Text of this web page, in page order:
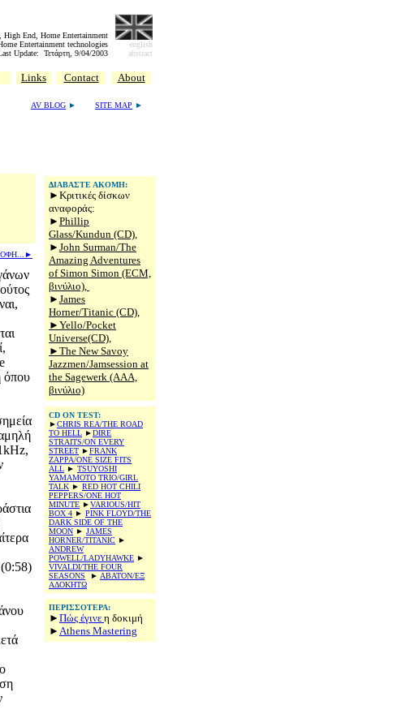
High End, Home Entertainment
Entertainment technologies
Update: Τετάρτη, 9/04/2003
english
abstract
Links Contact About
AV BLOG ► SITE MAP ►
όπου
(0:58)
ΔΙΑΒΑΣΤΕ ΑΚΟΜΗ:
►Κριτικές δίσκων
αναφοράς:
► Phillip
Glass/Kundun (CD),
► John Surman/The
Amazing Adventures
of Simon Simon (ECM,
βινύλιο),
► James
Horner/Titanic (CD),
► Yello/Pocket
Universe(CD),
► The New Savoy
Jazzmen/Jamsession at
the Sagewerk (AAA,
βινύλιο)
CD ON TEST:
►CHRIS REA/THE ROAD
TO HELL ►DIRE
STRAITS/ON EVERY
STREET ►FRANK
ZAPPA/ONE SIZE FITS
ALL ► TSUYOSHI
YAMAMOTO TRIO/GIRL
TALK ► RED HOT CHILI
PEPPERS/ONE HOT
MINUTE ►VARIOUS/HIT
BOX 4 ► PINK FLOYD/THE
DARK SIDE OF THE
MOON ► JAMES
HORNER/TITANIC ►
ANDREW
POWELL/LADYHAWKE ►
VIVALDI/THE FOUR
SEASONS ► ABATON/EΞ
ΑΔΟΚΗΤΩ
ΠΕΡΙΣΣΟΤΕΡΑ:
► Πώς έγινε η δοκιμή
► Αthens Mastering